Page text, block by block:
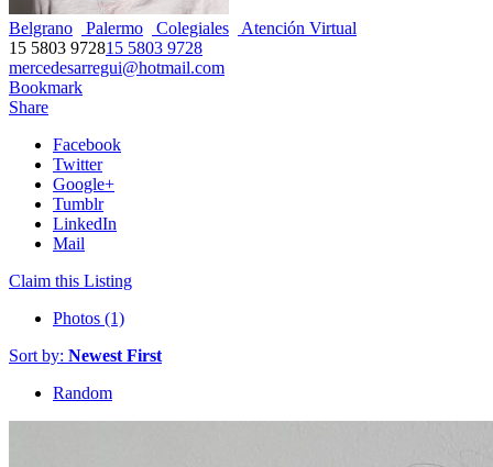
Belgrano Palermo Colegiales
Atención Virtual
15 5803 972815 5803 9728
mercedesarregui@hotmail.com
Bookmark
Share
Facebook
Twitter
Google+
Tumblr
LinkedIn
Mail
Claim this Listing
Photos (1)
Sort by: Newest First
Random